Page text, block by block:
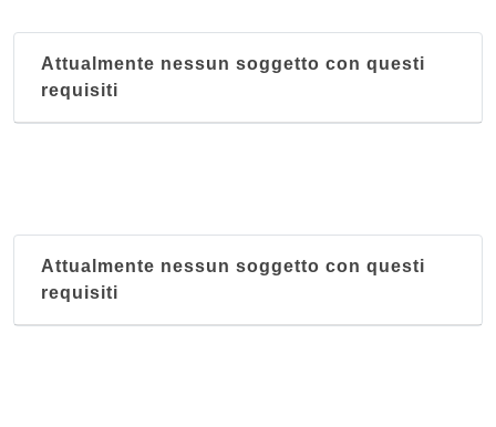
Attualmente nessun soggetto con questi
requisiti
Attualmente nessun soggetto con questi
requisiti